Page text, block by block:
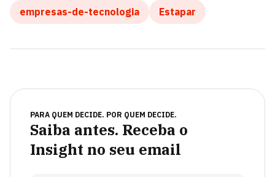
empresas-de-tecnologia
Estapar
PARA QUEM DECIDE. POR QUEM DECIDE.
Saiba antes. Receba o
Insight no seu email